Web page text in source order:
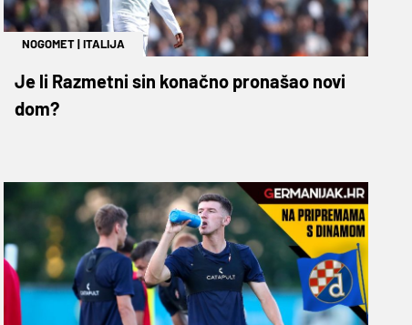
NOGOMET|ITALIJA
Je li Razmetni sin konačno pronašao novi
dom?